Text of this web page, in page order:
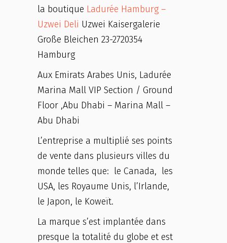
la boutique Ladurée Hamburg –
Uzwei Deli Uzwei Kaisergalerie
Große Bleichen 23-2720354
Hamburg
Aux Emirats Arabes Unis, Ladurée
Marina Mall VIP Section / Ground
Floor ,Abu Dhabi – Marina Mall –
Abu Dhabi
L’entreprise a multiplié ses points
de vente dans plusieurs villes du
monde telles que: le Canada, les
USA, les Royaume Unis, l’Irlande,
le Japon, le Koweït.
La marque s’est implantée dans
presque la totalité du globe et est